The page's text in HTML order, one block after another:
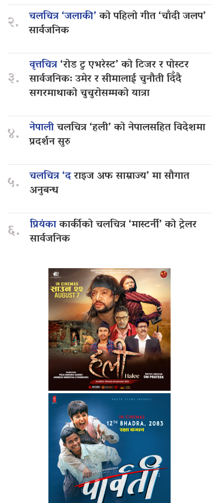
२. चलचित्र ‘जलाकी’को पहिलो गीत ‘चाँदी जलप’
सार्वजनिक
३.
वृत्तचित्र‘रोड टु एभरेस्ट’ को टिजर र पोस्टर
सार्वजनिक: उमेर र सीमालाई चुनौती दिँदै
सगरमाथाको चुचुरोसम्मको यात्रा
४. नेपालीचलचित्र ‘हली’ को नेपालसहित विदेशमा
प्रदर्शन सुरु
५. चलचित्र ‘दराइज अफ साम्राज्य’ मा सौगात
अनुबन्ध
६. प्रियंकाकार्कीको चलचित्र ‘मास्टर्नी’ को ट्रेलर
सार्वजनिक